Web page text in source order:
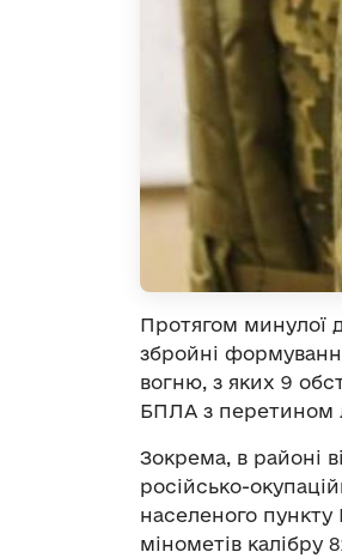
Протягом минулої
збройні
вогню, з яких 9
БПЛА з перетином
Зокрема, в районі
російсько-
населеного
мінометів